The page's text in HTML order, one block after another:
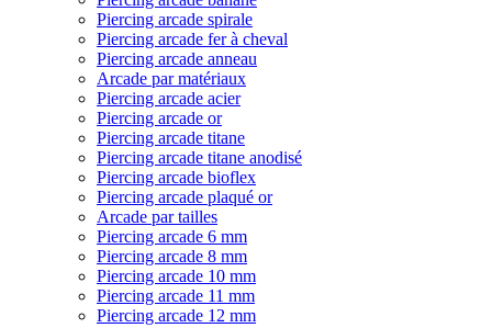
Piercing arcade spirale
Piercing arcade fer à cheval
Piercing arcade anneau
Arcade par matériaux
Piercing arcade acier
Piercing arcade or
Piercing arcade titane
Piercing arcade titane anodisé
Piercing arcade bioflex
Piercing arcade plaqué or
Arcade par tailles
Piercing arcade 6 mm
Piercing arcade 8 mm
Piercing arcade 10 mm
Piercing arcade 11 mm
Piercing arcade 12 mm